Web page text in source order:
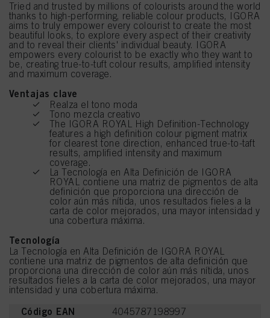
Tried and trusted by millions of colourists around the world
thanks to high-performing, reliable colour products, IGORA
aims to truly empower every colourist to create the most
beautiful looks, to explore every aspect of their creativity
and to reveal their clients' individual beauty. IGORA
empowers every colourist to be exactly who they want to
be, creating true-to-tuft colour results, amplified intensity
and maximum coverage.
Ventajas clave
Realza el tono moda
Tono mezcla creativo
The IGORA ROYAL High Definition-Technology
features a high definition colour pigment matrix
for clearest tone direction, enhanced true-to-taft
results, amplified intensity and maximum
coverage.
La Tecnología en Alta Definición de IGORA
ROYAL contiene una matriz de pigmentos de alta
definición que proporciona una dirección de
color aún más nítida, unos resultados fieles a la
carta de color mejorados, una mayor intensidad y
una cobertura máxima.
Tecnología
La Tecnología en Alta Definición de IGORA ROYAL
contiene una matriz de pigmentos de alta definición que
proporciona una dirección de color aún más nítida, unos
resultados fieles a la carta de color mejorados, una mayor
intensidad y una cobertura máxima.
Código EAN 4045787198997